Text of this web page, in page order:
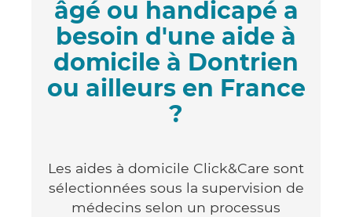
âgé ou handicapé a
besoin d'une aide à
domicile à Dontrien
ou ailleurs en France
?
Les aides à domicile Click&Care sont
sélectionnées sous la supervision de
médecins selon un processus